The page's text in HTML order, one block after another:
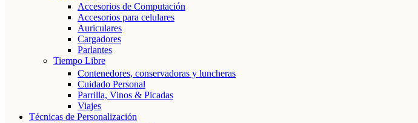
Accesorios de Computación
Accesorios para celulares
Auriculares
Cargadores
Parlantes
Tiempo Libre
Contenedores, conservadoras y luncheras
Cuidado Personal
Parrilla, Vinos & Picadas
Viajes
Técnicas de Personalización